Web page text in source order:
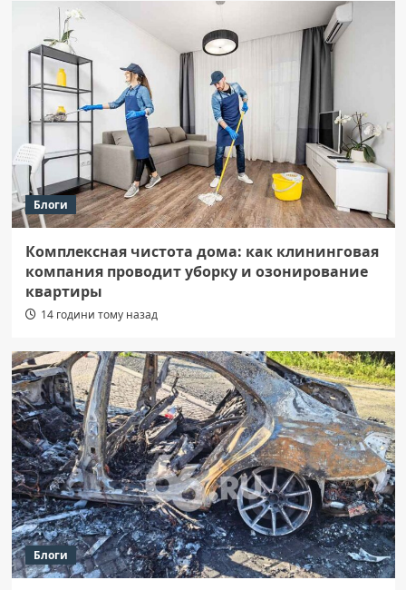
Блоги
Комплексная чистота дома: как клининговая
компания проводит уборку и озонирование
квартиры
14 години тому назад
Блоги